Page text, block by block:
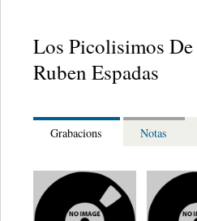
Los Picolisimos De
Ruben Espadas
Grabacions Notas